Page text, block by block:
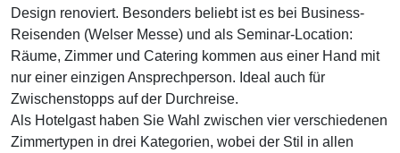
Design renoviert. Besonders beliebt ist es bei Business-
Reisenden (Welser Messe) und als Seminar-Location:
Räume, Zimmer und Catering kommen aus einer Hand mit
nur einer einzigen Ansprechperson. Ideal auch für
Zwischenstopps auf der Durchreise.
Als Hotelgast haben Sie Wahl zwischen vier verschiedenen
Zimmertypen in drei Kategorien, wobei der Stil in allen